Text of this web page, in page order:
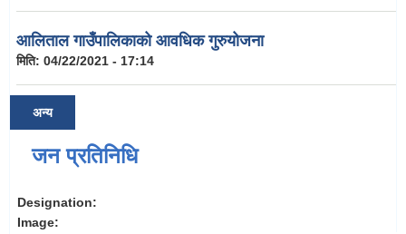
आलिताल गाउँपालिकाको आवधिक गुरुयोजना
मिति: 04/22/2021 - 17:14
अन्य
जन प्रतिनिधि
Designation:
Image: